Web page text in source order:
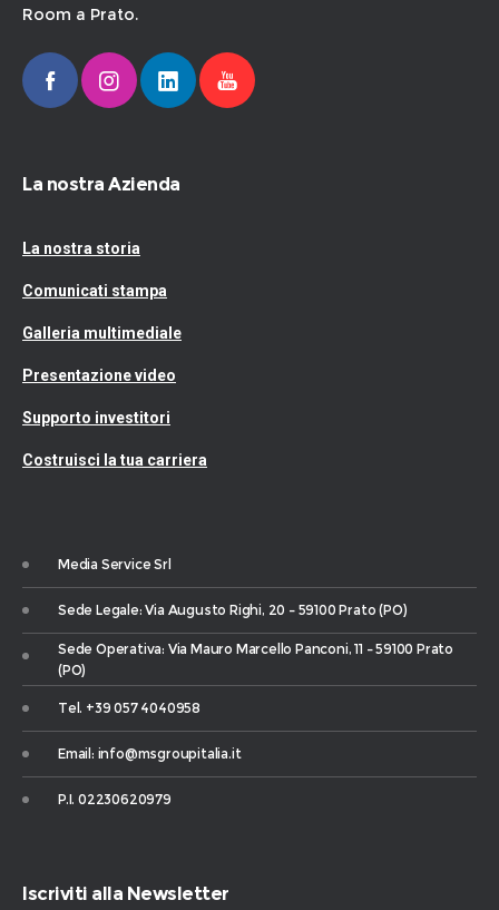
Room a Prato.
La nostra Azienda
La nostra storia
Comunicati stampa
Galleria multimediale
Presentazione video
Supporto investitori
Costruisci la tua carriera
Media Service Srl
Sede Legale: Via Augusto Righi, 20 – 59100 Prato (PO)
Sede Operativa: Via Mauro Marcello Panconi, 11 – 59100 Prato
(PO)
Tel. +39 057 4040958
Email: info@msgroupitalia.it
P.I. 02230620979
Iscriviti alla Newsletter